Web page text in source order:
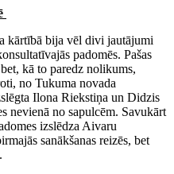
kārtībā bija vēl divi jautājumi
padomēs. Pašas
kā to paredz nolikums,
no Tukuma novada
Ilona Riekstiņa un Didzis
nevienā no sapulcēm. Savukārt
izslēdza Aivaru
sanākšanas reizēs, bet